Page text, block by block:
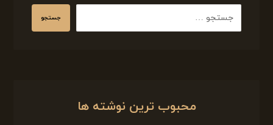
جستجو
محبوب ترین نوشته ها